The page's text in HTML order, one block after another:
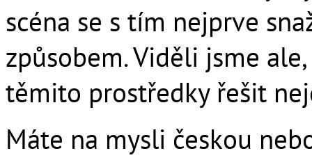
scéna se s tím nejprve
způsobem. Viděli jsme
těmito prostředky řešit
Máte na mysli českou